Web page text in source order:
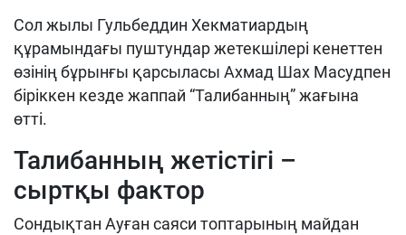
Сол жылы Гульбеддин Хекматиардың
құрамындағы пуштундар жетекшілері кенеттен
өзінің бұрынғы қарсыласы Ахмад Шах Масудпен
біріккен кезде жаппай “Талибанның” жағына
өтті.
Талибанның жетістігі –
сыртқы фактор
Сондықтан Ауған саяси топтарының майдан